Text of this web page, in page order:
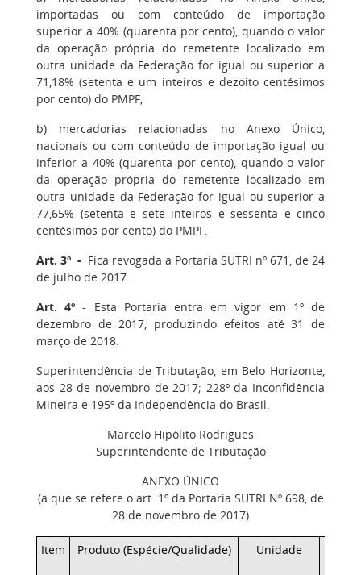
importadas ou com conteúdo de importação
superior a 40% (quarenta por cento), quando o valor
da operação própria do remetente localizado em
outra unidade da Federação for igual ou superior a
71,18% (setenta e um inteiros e dezoito centésimos
por cento) do PMPF;
b) mercadorias relacionadas no Anexo Único,
nacionais ou com conteúdo de importação igual ou
inferior a 40% (quarenta por cento), quando o valor
da operação própria do remetente localizado em
outra unidade da Federação for igual ou superior a
77,65% (setenta e sete inteiros e sessenta e cinco
centésimos por cento) do PMPF.
Art. 3º - Fica revogada a Portaria SUTRI nº 671, de 24
de julho de 2017.
Art. 4º - Esta Portaria entra em vigor em 1º de
dezembro de 2017, produzindo efeitos até 31 de
março de 2018.
Superintendência de Tributação, em Belo Horizonte,
aos 28 de novembro de 2017; 228º da Inconfidência
Mineira e 195º da Independência do Brasil.
Marcelo Hipólito Rodrigues
Superintendente de Tributação
ANEXO ÚNICO
(a que se refere o art. 1º da Portaria SUTRI Nº 698, de
28 de novembro de 2017)
Item Produto (Espécie/Qualidade) Unidade